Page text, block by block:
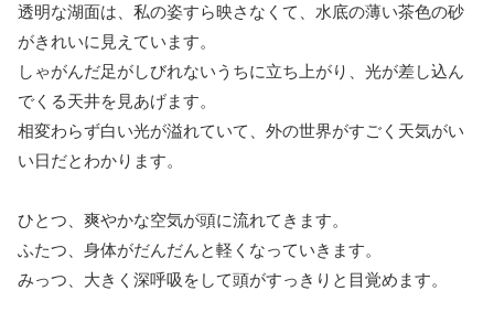
透明な湖面は、私の姿すら映さなくて、水底の薄い茶色の砂
がきれいに見えています。
しゃがんだ足がしびれないうちに立ち上がり、光が差し込ん
でくる天井を見あげます。
相変わらず白い光が溢れていて、外の世界がすごく天気がい
い日だとわかります。
ひとつ、爽やかな空気が頭に流れてきます。
ふたつ、身体がだんだんと軽くなっていきます。
みっつ、大きく深呼吸をして頭がすっきりと目覚めます。